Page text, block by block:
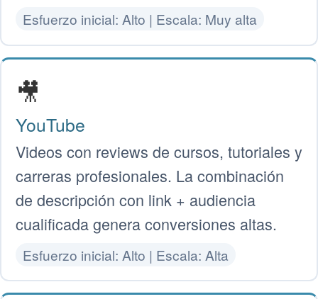
Esfuerzo inicial: Alto | Escala: Muy alta
🎥
YouTube
Videos con reviews de cursos, tutoriales y
carreras profesionales. La combinación
de descripción con link + audiencia
cualificada genera conversiones altas.
Esfuerzo inicial: Alto | Escala: Alta